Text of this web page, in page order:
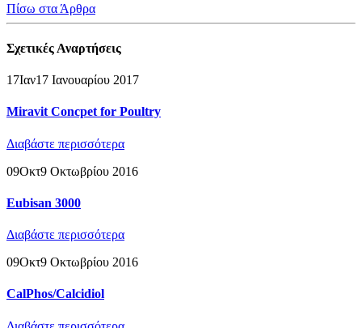
Πίσω στα Άρθρα
Σχετικές Αναρτήσεις
17Ιαν17 Ιανουαρίου 2017
Miravit Concpet for Poultry
Διαβάστε περισσότερα
09Οκτ9 Οκτωβρίου 2016
Eubisan 3000
Διαβάστε περισσότερα
09Οκτ9 Οκτωβρίου 2016
CalPhos/Calcidiol